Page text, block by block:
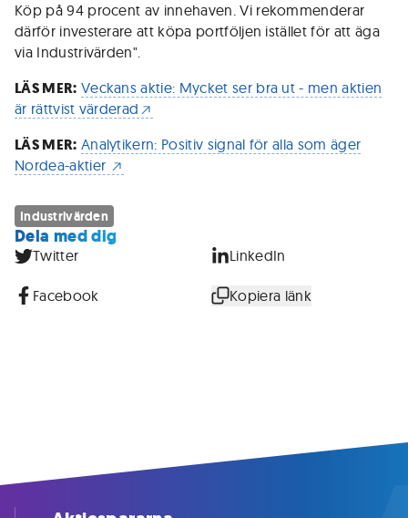
Köp på 94 procent av innehaven. Vi rekommenderar
därför investerare att köpa portföljen istället för att äga
via Industrivärden".
LÄS MER: Veckans aktie: Mycket ser bra ut - men aktien
är rättvist värderad
LÄS MER: Analytikern: Positiv signal för alla som äger
Nordea-aktier
Industrivärden
Dela med dig
Twitter LinkedIn
Facebook Kopiera länk